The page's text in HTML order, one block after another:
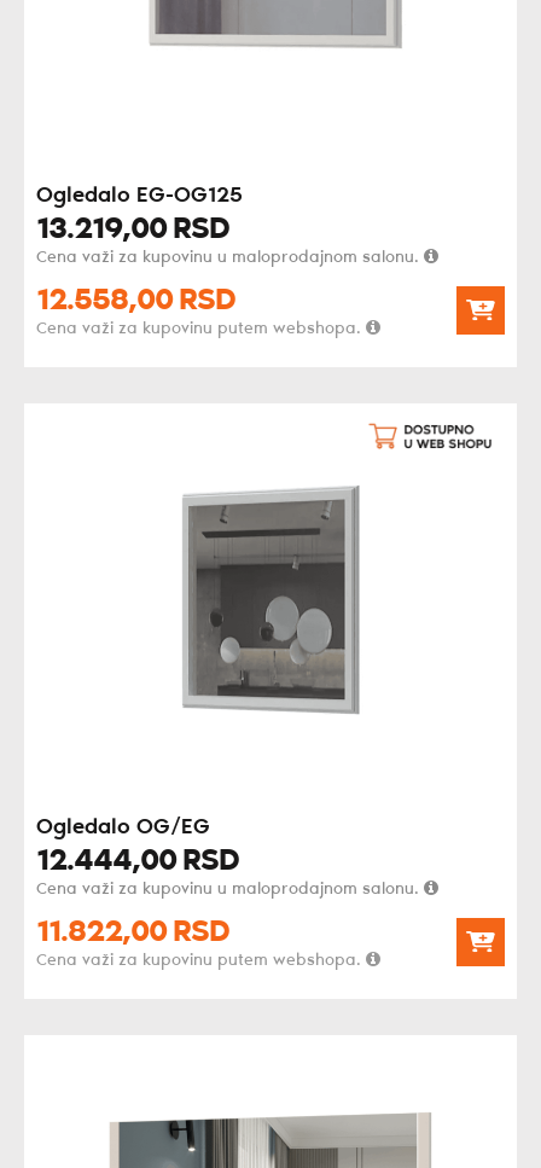
Ogledalo EG-OG125
13.219,00 RSD
Cena važi za kupovinu u maloprodajnom salonu.
12.558,00 RSD
Cena važi za kupovinu putem webshopa.
Ogledalo OG/EG
12.444,00 RSD
Cena važi za kupovinu u maloprodajnom salonu.
11.822,00 RSD
Cena važi za kupovinu putem webshopa.